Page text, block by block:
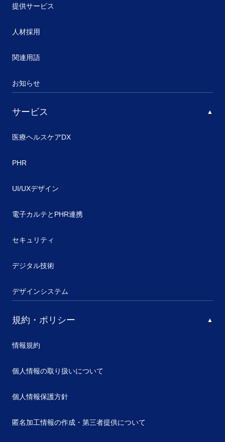
提供サービス
人材採用
関連用語
お知らせ
サービス
医療ヘルスケアDX
PHR
UI/UXデザイン
電子カルテとPHR連携
セキュリティ
デジタル技術
デザインシステム
規約・ポリシー
情報規約
個人情報の取り扱いについて
個人情報保護方針
匿名加工情報の作成・第三者提供について